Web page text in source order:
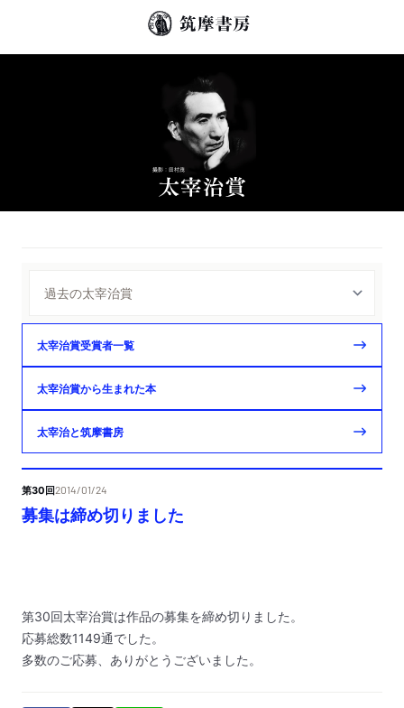
太宰治賞受賞者一覧
太宰治賞から生まれた本
太宰治と筑摩書房
第30回2014/01/24
募集は締め切りました
第30回太宰治賞は作品の募集を締め切りました。
応募総数1149通でした。
多数のご応募、ありがとうございました。